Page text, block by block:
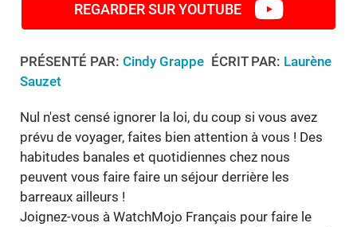
REGARDER SUR YOUTUBE
PRÉSENTÉ PAR: Cindy Grappe ÉCRIT PAR: Laurène
Sauzet
Nul n'est censé ignorer la loi, du coup si vous avez
prévu de voyager, faites bien attention à vous ! Des
habitudes banales et quotidiennes chez nous
peuvent vous faire faire un séjour derrière les
barreaux ailleurs !
Joignez-vous à WatchMojo Français pour faire le